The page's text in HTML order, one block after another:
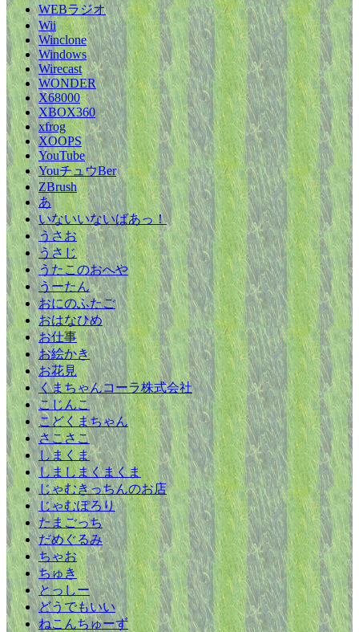
WEBラジオ
Wii
Winclone
Windows
Wirecast
WONDER
X68000
XBOX360
xfrog
XOOPS
YouTube
YouチュウBer
ZBrush
あ
いないいないばあっ！
うさお
うさじ
うたこのおへや
うーたん
おにのふたご
おはなひめ
お仕事
お絵かき
お花見
くまちゃんコーラ株式会社
こじんこ
こどくまちゃん
さこさこ
しまくま
しましまくまくま
じゃむきっちんのお店
じゃむぽろり
たまごっち
だめぐるみ
ちゃお
ちゅき
とっしー
どうでもいい
ねこんちゅーず